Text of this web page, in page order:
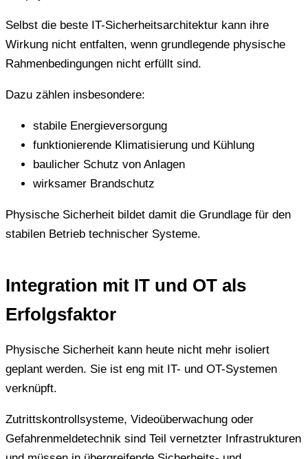
Selbst die beste IT-Sicherheitsarchitektur kann ihre
Wirkung nicht entfalten, wenn grundlegende physische
Rahmenbedingungen nicht erfüllt sind.
Dazu zählen insbesondere:
stabile Energieversorgung
funktionierende Klimatisierung und Kühlung
baulicher Schutz von Anlagen
wirksamer Brandschutz
Physische Sicherheit bildet damit die Grundlage für den
stabilen Betrieb technischer Systeme.
Integration mit IT und OT als
Erfolgsfaktor
Physische Sicherheit kann heute nicht mehr isoliert
geplant werden. Sie ist eng mit IT- und OT-Systemen
verknüpft.
Zutrittskontrollsysteme, Videoüberwachung oder
Gefahrenmeldetechnik sind Teil vernetzter Infrastrukturen